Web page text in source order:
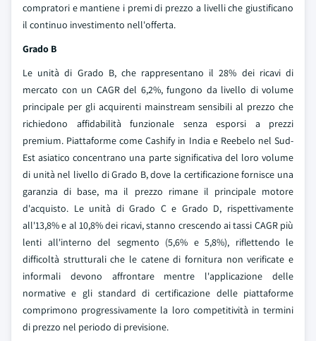
compratori e mantiene i premi di prezzo a livelli che giustificano
il continuo investimento nell'offerta.
Grado B
Le unità di Grado B, che rappresentano il 28% dei ricavi di
mercato con un CAGR del 6,2%, fungono da livello di volume
principale per gli acquirenti mainstream sensibili al prezzo che
richiedono affidabilità funzionale senza esporsi a prezzi
premium. Piattaforme come Cashify in India e Reebelo nel Sud-
Est asiatico concentrano una parte significativa del loro volume
di unità nel livello di Grado B, dove la certificazione fornisce una
garanzia di base, ma il prezzo rimane il principale motore
d'acquisto. Le unità di Grado C e Grado D, rispettivamente
all'13,8% e al 10,8% dei ricavi, stanno crescendo ai tassi CAGR più
lenti all'interno del segmento (5,6% e 5,8%), riflettendo le
difficoltà strutturali che le catene di fornitura non verificate e
informali devono affrontare mentre l'applicazione delle
normative e gli standard di certificazione delle piattaforme
comprimono progressivamente la loro competitività in termini
di prezzo nel periodo di previsione.